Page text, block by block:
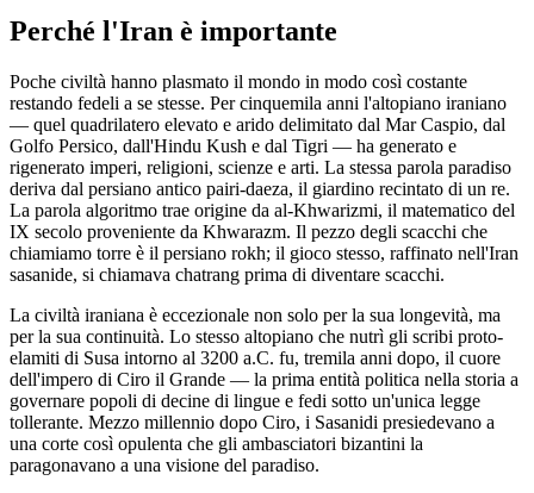
Perché l'Iran è importante
Poche civiltà hanno plasmato il mondo in modo così costante
restando fedeli a se stesse. Per cinquemila anni l'altopiano iraniano
— quel quadrilatero elevato e arido delimitato dal Mar Caspio, dal
Golfo Persico, dall'Hindu Kush e dal Tigri — ha generato e
rigenerato imperi, religioni, scienze e arti. La stessa parola paradiso
deriva dal persiano antico pairi-daeza, il giardino recintato di un re.
La parola algoritmo trae origine da al-Khwarizmi, il matematico del
IX secolo proveniente da Khwarazm. Il pezzo degli scacchi che
chiamiamo torre è il persiano rokh; il gioco stesso, raffinato nell'Iran
sasanide, si chiamava chatrang prima di diventare scacchi.
La civiltà iraniana è eccezionale non solo per la sua longevità, ma
per la sua continuità. Lo stesso altopiano che nutrì gli scribi proto-
elamiti di Susa intorno al 3200 a.C. fu, tremila anni dopo, il cuore
dell'impero di Ciro il Grande — la prima entità politica nella storia a
governare popoli di decine di lingue e fedi sotto un'unica legge
tollerante. Mezzo millennio dopo Ciro, i Sasanidi presiedevano a
una corte così opulenta che gli ambasciatori bizantini la
paragonavano a una visione del paradiso.